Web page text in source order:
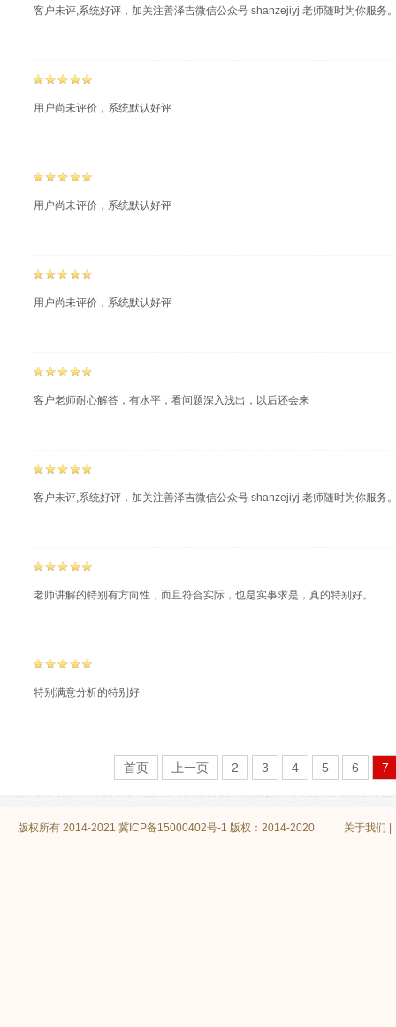
客户未评,系统好评，加关注善泽吉微信公众号 shanzejiyj 老师随时为你服务
用户尚未评价，系统默认好评
用户尚未评价，系统默认好评
用户尚未评价，系统默认好评
客户老师耐心解答，有水平，看问题深入浅出，以后还会来
客户未评,系统好评，加关注善泽吉微信公众号 shanzejiyj 老师随时为你服务
老师讲解的特别有方向性，而且符合实际，也是实事求是，真的特别好。
特别满意分析的特别好
首页 上一页 2 3 4 5 6 7
版权所有 2014-2021 冀ICP备15000402号-1 版权：2014-2020 关于我们